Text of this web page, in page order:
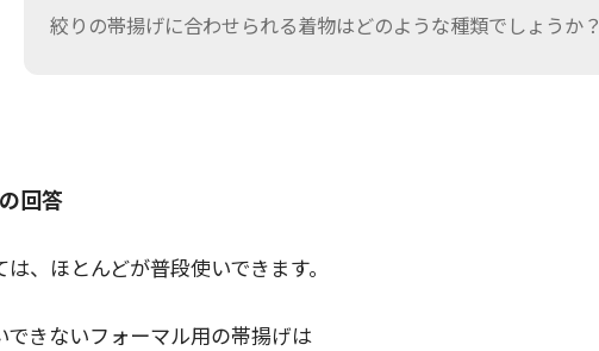
絞りの帯揚げに合わせられる着物はどのような種類でしょうか？
回答
、ほとんどが普段使いできます。
できないフォーマル用の帯揚げは